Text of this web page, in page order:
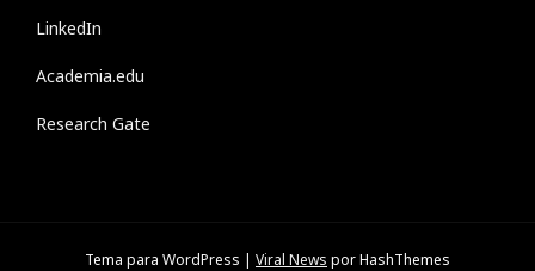
LinkedIn
Academia.edu
Research Gate
Tema para WordPress Viral News por HashThemes